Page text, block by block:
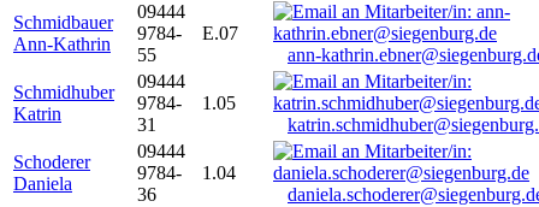
Schmidbauer
Ann-Kathrin
09444
9784-
55
E.07
ann-
Schmidhuber
Katrin
09444
9784-
31
1.05
Schoderer
Daniela
09444
9784-
36
1.04